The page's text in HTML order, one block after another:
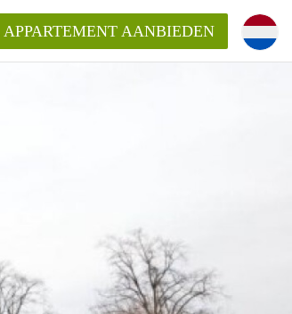
APPARTEMENT AANBIEDEN